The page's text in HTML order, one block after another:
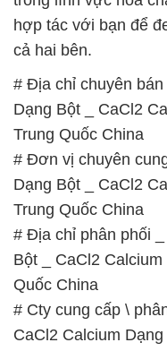
# Địa chỉ phân phối
Bột _ CaCl2
# Cty cung cấp \
CaCl2 Calcium
China
# Địa chỉ chuyên
Clorua Dạng Bột _
Anhydrous Trung
# Cty phân phối ←
Bột _ CaCl2
Quốc China
# Nơi chuyên bán Ω
Bột _ CaCl2